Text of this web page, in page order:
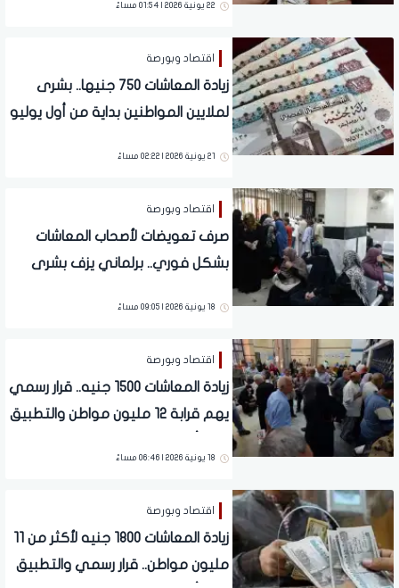
22 يونية 2026 | 01:54 مساءً
اقتصاد وبورصة
زيادة المعاشات 750 جنيها.. بشرى
لملايين المواطنين بداية من أول يوليو
21 يونية 2026 | 02:22 مساءً
اقتصاد وبورصة
صرف تعويضات لأصحاب المعاشات
بشكل فوري.. برلماني يزف بشرى
18 يونية 2026 | 09:05 مساءً
اقتصاد وبورصة
زيادة المعاشات 1500 جنيه.. قرار رسمي
يهم قرابة 12 مليون مواطن والتطبيق
18 يونية 2026 | 06:46 مساءً
اقتصاد وبورصة
زيادة المعاشات 1800 جنيه لأكثر من 11
مليون مواطن.. قرار رسمي والتطبيق